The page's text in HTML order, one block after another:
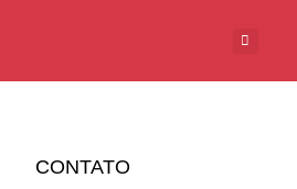
CONTATO